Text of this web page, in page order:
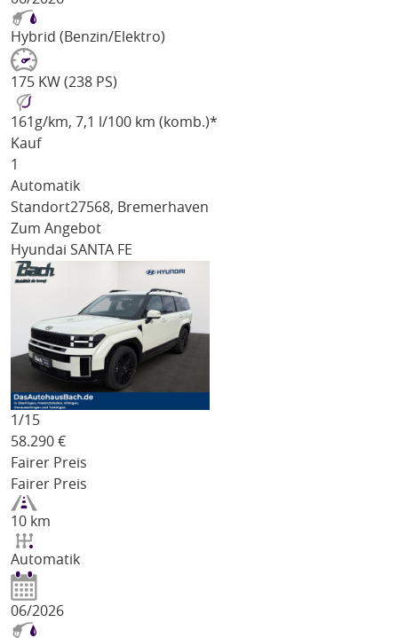
Hybrid (Benzin/Elektro)
175 KW (238 PS)
161 g/km, 7,1 l/100 km (komb.)*
Kauf
1
Automatik
Standort27568, Bremerhaven
Zum Angebot
Hyundai SANTA FE
1/15
58.290 €
Fairer Preis
Fairer Preis
10 km
Automatik
06/2026